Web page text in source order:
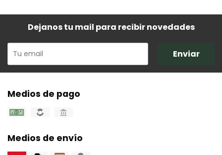
Dejanos tu mail para recibir novedades
Enviar
Medios de pago
Medios de envío